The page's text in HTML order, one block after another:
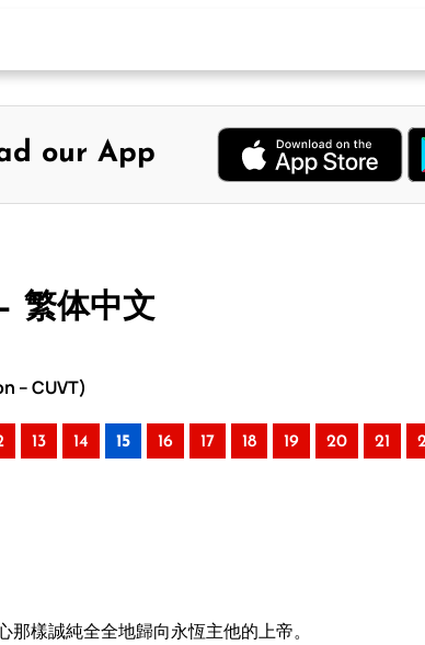
our App
繁体中文
– CUVT)
13 14 15 16 17 18 19 20 21
樣誠純全全地歸向永恆主他的上帝。